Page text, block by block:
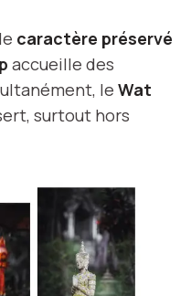
caractère préservé
accueille des
le Wat
surtout hors